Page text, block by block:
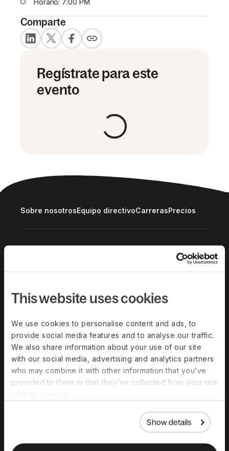
This website uses cookies
We use cookies to personalise content and ads, to
provide social media features and to analyse our traffic.
We also share information about your use of our site
with our social media, advertising and analytics partners
who may combine it with other information that you’ve
provided to them or that they’ve collected from your use
Show details
Comparte
Regístrate para este
evento
Sobre nosotrosEquipo directivoCarrerasPrecios
Deel Payroll Deel HR
Deel Embedded Deel Services
Todas Las Soluciones
Deel Platform
Deel API